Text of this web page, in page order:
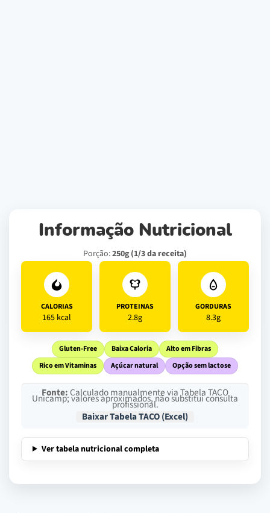
Informação Nutricional
Porção:250g (1/3 da receita)
CALORIAS
165 kcal
PROTEINAS
2.8g
GORDURAS
8.3g
Gluten-Free Baixa Caloria
Alto em Fibras
Rico em Vitaminas
Açúcar natural Opção sem lactose
Fonte:Calculado manualmente via Tabela TACO
Unicamp; valores aproximados, não substitui consulta
profissional.
Baixar Tabela TACO (Excel)
Ver tabela nutricional completa